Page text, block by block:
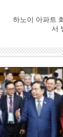
하노이 아파트
서